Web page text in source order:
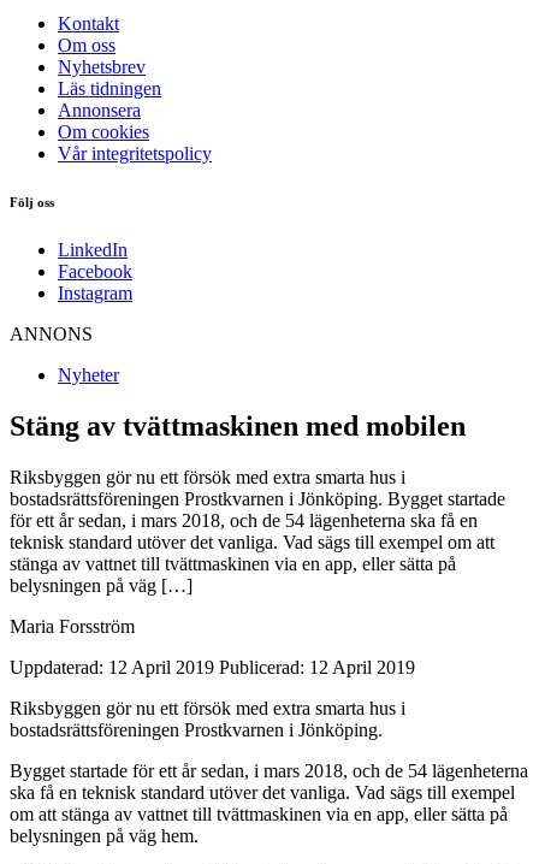
Kontakt
Om oss
Nyhetsbrev
Läs tidningen
Annonsera
Om cookies
Vår integritetspolicy
Följ oss
LinkedIn
Facebook
Instagram
ANNONS
Nyheter
Stäng av tvättmaskinen med mobilen
Riksbyggen gör nu ett försök med extra smarta hus i
bostadsrättsföreningen Prostkvarnen i Jönköping. Bygget startade
för ett år sedan, i mars 2018, och de 54 lägenheterna ska få en
teknisk standard utöver det vanliga. Vad sägs till exempel om att
stänga av vattnet till tvättmaskinen via en app, eller sätta på
belysningen på väg […]
Maria Forsström
Uppdaterad: 12 April 2019 Publicerad: 12 April 2019
Riksbyggen gör nu ett försök med extra smarta hus i
bostadsrättsföreningen Prostkvarnen i Jönköping.
Bygget startade för ett år sedan, i mars 2018, och de 54 lägenheterna
ska få en teknisk standard utöver det vanliga. Vad sägs till exempel
om att stänga av vattnet till tvättmaskinen via en app, eller sätta på
belysningen på väg hem.